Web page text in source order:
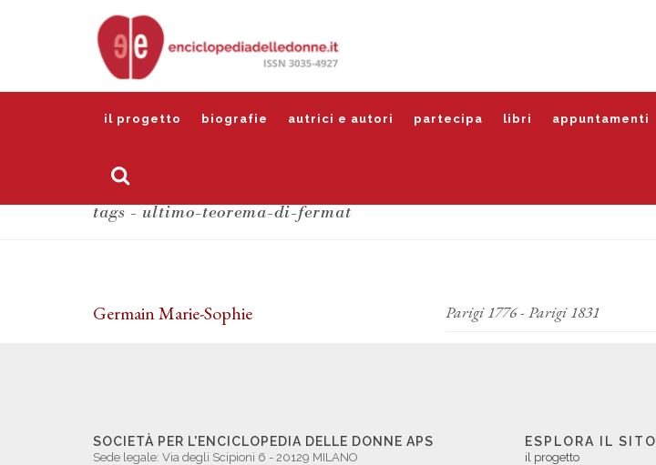
il progetto biografie autrici e autori partecipa libri appuntamenti
tags - ultimo-teorema-di-fermat
Germain Marie-Sophie Parigi 1776 - Parigi 1831
SOCIETÀ PER L'ENCICLOPEDIA DELLE DONNE APS
Sede legale: Via degli Scipioni 6 - 20129 MILANO
ESPLORA IL SITO
il progetto